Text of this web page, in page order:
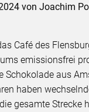
von Joachim
Café des
emissionsfrei
Schokolade aus
haben
gesamte Strecke